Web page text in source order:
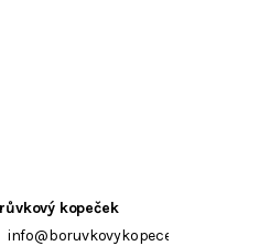
kopeček
info@boruvkovykopecek.cz